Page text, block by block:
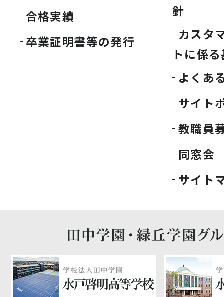
合格実績
卒業証明書等の発行
針
カスタ
トに係
よくあ
サイト
教職員
同窓会
サイト